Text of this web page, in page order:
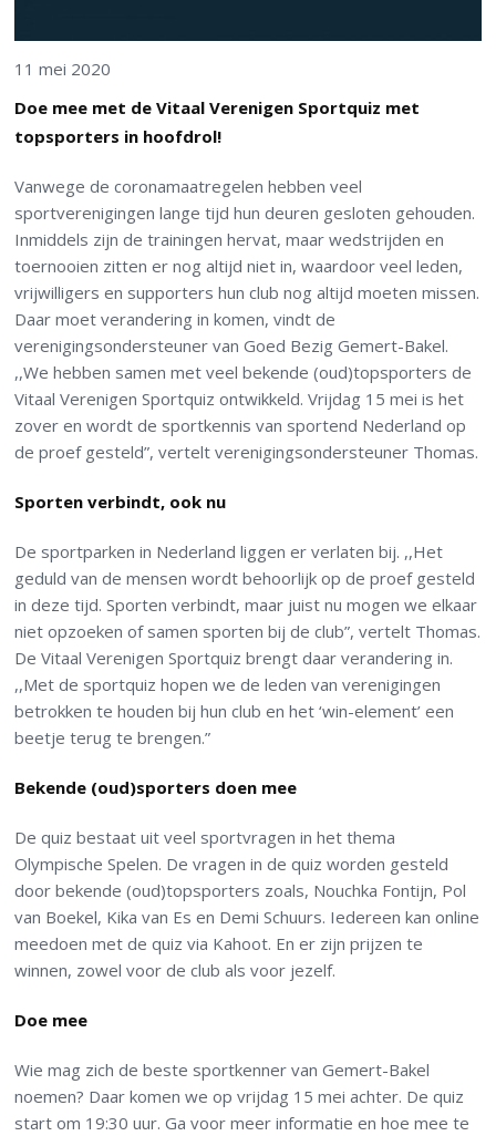
11 mei 2020
Doe mee met de Vitaal Verenigen Sportquiz met
topsporters in hoofdrol!
Vanwege de coronamaatregelen hebben veel
sportverenigingen lange tijd hun deuren gesloten gehouden.
Inmiddels zijn de trainingen hervat, maar wedstrijden en
toernooien zitten er nog altijd niet in, waardoor veel leden,
vrijwilligers en supporters hun club nog altijd moeten missen.
Daar moet verandering in komen, vindt de
verenigingsondersteuner van Goed Bezig Gemert-Bakel.
,,We hebben samen met veel bekende (oud)topsporters de
Vitaal Verenigen Sportquiz ontwikkeld. Vrijdag 15 mei is het
zover en wordt de sportkennis van sportend Nederland op
de proef gesteld”, vertelt verenigingsondersteuner Thomas.
Sporten verbindt, ook nu
De sportparken in Nederland liggen er verlaten bij. ,,Het
geduld van de mensen wordt behoorlijk op de proef gesteld
in deze tijd. Sporten verbindt, maar juist nu mogen we elkaar
niet opzoeken of samen sporten bij de club”, vertelt Thomas.
De Vitaal Verenigen Sportquiz brengt daar verandering in.
,,Met de sportquiz hopen we de leden van verenigingen
betrokken te houden bij hun club en het ‘win-element’ een
beetje terug te brengen.”
Bekende (oud)sporters doen mee
De quiz bestaat uit veel sportvragen in het thema
Olympische Spelen. De vragen in de quiz worden gesteld
door bekende (oud)topsporters zoals, Nouchka Fontijn, Pol
van Boekel, Kika van Es en Demi Schuurs. Iedereen kan online
meedoen met de quiz via Kahoot. En er zijn prijzen te
winnen, zowel voor de club als voor jezelf.
Doe mee
Wie mag zich de beste sportkenner van Gemert-Bakel
noemen? Daar komen we op vrijdag 15 mei achter. De quiz
start om 19:30 uur. Ga voor meer informatie en hoe mee te